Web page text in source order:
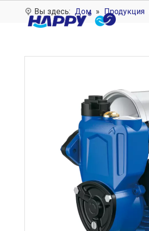
Вы здесь: Дом » Продукция